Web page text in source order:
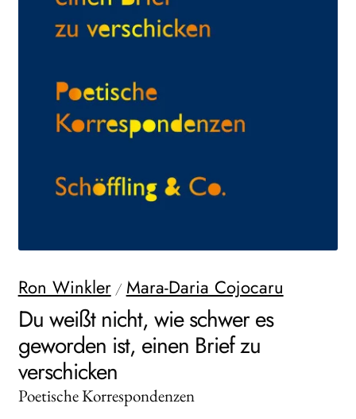
AKTUELLES
WEITERE VERLAGE
Ron Winkler/ Mara-Daria Cojocaru
Du weißt nicht, wie schwer es
geworden ist, einen Brief zu
verschicken
Poetische Korrespondenzen